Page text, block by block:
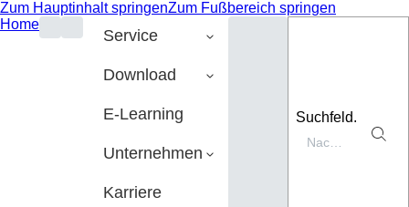
Zum Hauptinhalt springenZum Fußbereich springen
Home
Service
Download
E-Learning
Unternehmen
Karriere
Suchfeld.